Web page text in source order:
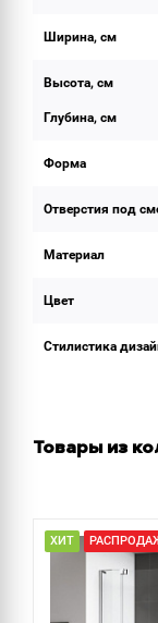
Ширина, см
Высота, см
Глубина, см
Форма
Отверстия под
Материал
Цвет
Стилистика
Товары из
ХИТ